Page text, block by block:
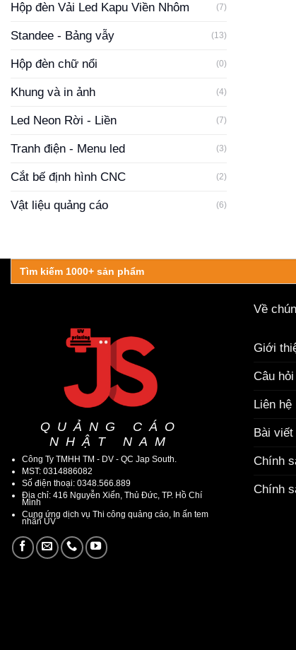
Hộp đèn Vải Led Kapu Viền Nhôm (7)
Standee - Bảng vẫy (13)
Hộp đèn chữ nổi (0)
Khung và in ảnh (4)
Led Neon Rời - Liền (7)
Tranh điện - Menu led (3)
Cắt bế định hình CNC (2)
Vật liệu quảng cáo (6)
Search
for:
QUẢNG CÁO
NHẬT NAM
Công Ty TMHH TM - DV - QC Jap South.
MST: 0314886082
Số điện thoại: 0348.566.889
Địa chỉ: 416 Nguyễn Xiển, Thủ Đức, TP. Hồ Chí
Minh
Cung ứng dịch vụ Thi công quảng cáo, In ấn tem
nhãn UV
Về
Giới
Câu
Liên hệ
Bài viết
Chính
Chính